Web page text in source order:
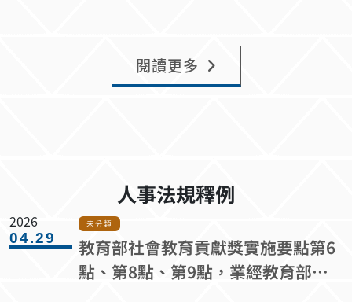
閱讀更多
人事法規釋例
2026
04.29
未分類
教育部社會教育貢獻獎實施要點第6
點、第8點、第9點，業經教育部於